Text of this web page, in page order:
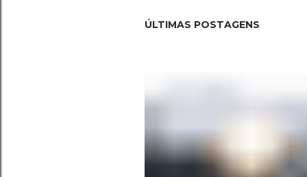
ÚLTIMAS POSTAGENS